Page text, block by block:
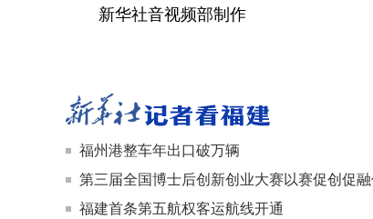
新华社音视频部制作
福州港整车年出口破万辆
第三届全国博士后创新创业大赛以赛促创促融
福建首条第五航权客运航线开通